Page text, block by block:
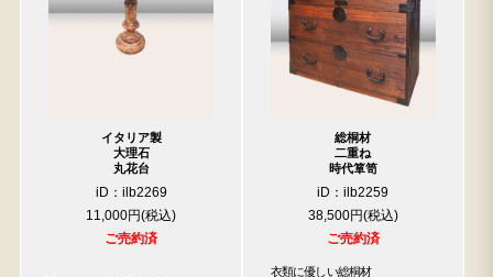
イタリア製
大理石
丸花台
iD：ilb2269
11,000円
ご売約済
総桐材
二重ね
時代箪笥
iD：ilb2259
38,500円
ご売約済
衣類に優しい総桐材